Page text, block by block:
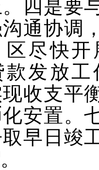
四是要
通协调
区尽快
款发放
收支平
安置。
早日竣